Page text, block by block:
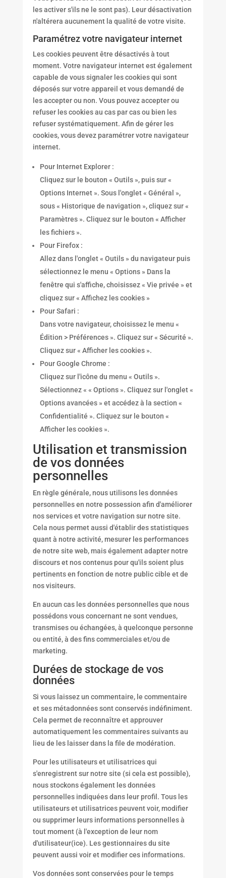
les activer s'ils ne le sont pas). Leur désactivation
n'altérera aucunement la qualité de votre visite.
Paramétrez votre navigateur internet
Les cookies peuvent être désactivés à tout
moment. Votre navigateur internet est également
capable de vous signaler les cookies qui sont
déposés sur votre appareil et vous demandé de
les accepter ou non. Vous pouvez accepter ou
refuser les cookies au cas par cas ou bien les
refuser systématiquement. Afin de gérer les
cookies, vous devez paramétrer votre navigateur
internet.
Pour Internet Explorer :
Cliquez sur le bouton « Outils », puis sur «
Options Internet ». Sous l'onglet « Général »,
sous « Historique de navigation », cliquez sur «
Paramètres ». Cliquez sur le bouton « Afficher
les fichiers ».
Pour Firefox :
Allez dans l'onglet « Outils » du navigateur puis
sélectionnez le menu « Options » Dans la
fenêtre qui s'affiche, choisissez « Vie privée » et
cliquez sur « Affichez les cookies »
Pour Safari :
Dans votre navigateur, choisissez le menu «
Édition > Préférences ». Cliquez sur « Sécurité ».
Cliquez sur « Afficher les cookies ».
Pour Google Chrome :
Cliquez sur l'icône du menu « Outils ».
Sélectionnez « « Options ». Cliquez sur l'onglet «
Options avancées » et accédez à la section «
Confidentialité ». Cliquez sur le bouton «
Afficher les cookies ».
Utilisation et transmission
de vos données
personnelles
En règle générale, nous utilisons les données
personnelles en notre possession afin d'améliorer
nos services et votre navigation sur notre site.
Cela nous permet aussi d'établir des statistiques
quant à notre activité, mesurer les performances
de notre site web, mais également adapter notre
discours et nos contenus pour qu'ils soient plus
pertinents en fonction de notre public cible et de
nos visiteurs.
En aucun cas les données personnelles que nous
possédons vous concernant ne sont vendues,
transmises ou échangées, à quelconque personne
ou entité, à des fins commerciales et/ou de
marketing.
Durées de stockage de vos
données
Si vous laissez un commentaire, le commentaire
et ses métadonnées sont conservés indéfiniment.
Cela permet de reconnaître et approuver
automatiquement les commentaires suivants au
lieu de les laisser dans la file de modération.
Pour les utilisateurs et utilisatrices qui
s'enregistrent sur notre site (si cela est possible),
nous stockons également les données
personnelles indiquées dans leur profil. Tous les
utilisateurs et utilisatrices peuvent voir, modifier
ou supprimer leurs informations personnelles à
tout moment (à l'exception de leur nom
d'utilisateur(ice). Les gestionnaires du site
peuvent aussi voir et modifier ces informations.
Vos données sont conservées pour le temps